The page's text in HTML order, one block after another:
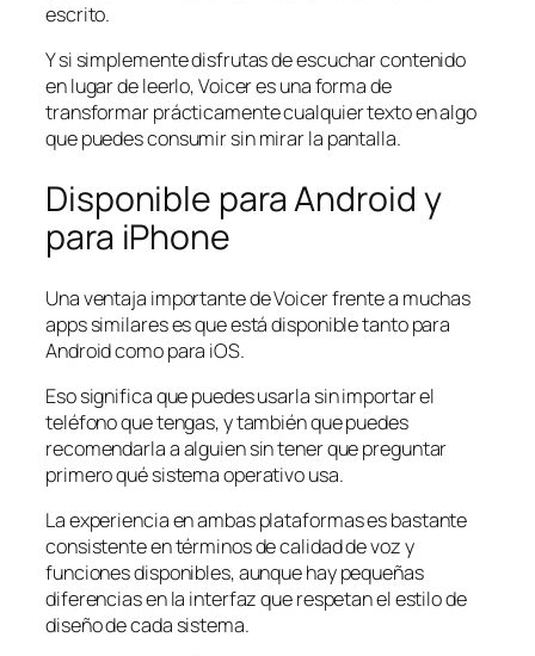
escrito.
Y si simplemente disfrutas de escuchar contenido
en lugar de leerlo, Voicer es una forma de
transformar prácticamente cualquier texto en algo
que puedes consumir sin mirar la pantalla.
Disponible para Android y
para iPhone
Una ventaja importante de Voicer frente a muchas
apps similares es que está disponible tanto para
Android como para iOS.
Eso significa que puedes usarla sin importar el
teléfono que tengas, y también que puedes
recomendarla a alguien sin tener que preguntar
primero qué sistema operativo usa.
La experiencia en ambas plataformas es bastante
consistente en términos de calidad de voz y
funciones disponibles, aunque hay pequeñas
diferencias en la interfaz que respetan el estilo de
diseño de cada sistema.